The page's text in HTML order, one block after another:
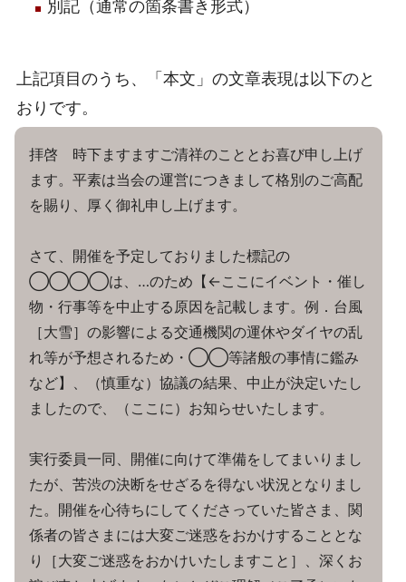
別記（通常の箇条書き形式）
上記項目のうち、「本文」の文章表現は以下のと
おりです。
拝啓 時下ますますご清祥のこととお喜び申し上げ
ます。平素は当会の運営につきまして格別のご高配
を賜り、厚く御礼申し上げます。
さて、開催を予定しておりました標記の
◯◯◯◯は、…のため【←ここにイベント・催し
物・行事等を中止する原因を記載します。例．台風
［大雪］の影響による交通機関の運休やダイヤの乱
れ等が予想されるため・◯◯等諸般の事情に鑑み
など】、（慎重な）協議の結果、中止が決定いたし
ましたので、（ここに）お知らせいたします。
実行委員一同、開催に向けて準備をしてまいりまし
たが、苦渋の決断をせざるを得ない状況となりまし
た。開催を心待ちにしてくださっていた皆さま、関
係者の皆さまには大変ご迷惑をおかけすることとな
り［大変ご迷惑をおかけいたしますこと］、深くお